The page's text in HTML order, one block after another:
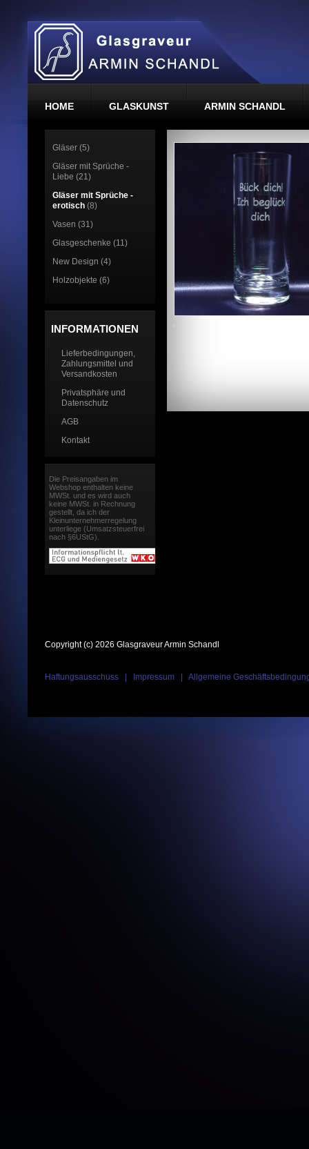
HOME GLASKUNST ARMIN SCHANDL
Gläser (5)
Gläser mit Sprüche -
Liebe (21)
Gläser mit Sprüche -
erotisch (8)
Vasen (31)
Glasgeschenke (11)
New Design (4)
Holzobjekte (6)
INFORMATIONEN
Lieferbedingungen,
Zahlungsmittel und
Versandkosten
Privatsphäre und
Datenschutz
AGB
Kontakt
Die Preisangaben im
Webshop enthalten keine
MWSt. und es wird auch
keine MWSt. in Rechnung
gestellt, da ich der
Kleinunternehmerregelung
unterliege (Umsatzsteuerfrei
nach §6UStG).
Copyright (c) 2026 Glasgraveur Armin Schandl
Haftungsausschuss Impressum Allgemeine